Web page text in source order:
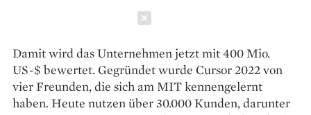
Damit wird das Unternehmen jetzt mit 400 Mio.
US-$ bewertet. Gegründet wurde Cursor 2022 von
vier Freunden, die sich am MIT kennengelernt
haben. Heute nutzen über 30.000 Kunden, darunter